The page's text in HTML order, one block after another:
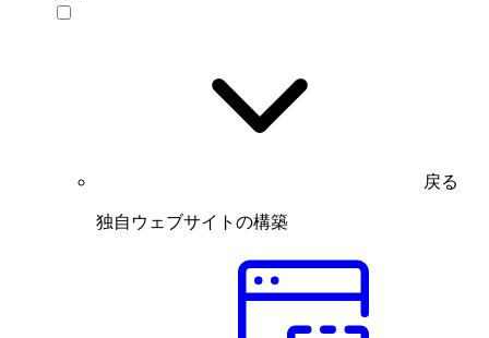
戻る
独自ウェブサイトの構築